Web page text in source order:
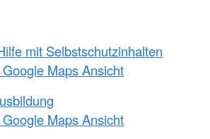
mit Selbstschutzinhalten
Maps Ansicht
Maps Ansicht